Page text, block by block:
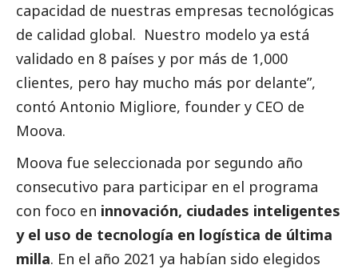
capacidad de nuestras empresas tecnológicas
de calidad global. Nuestro modelo ya está
validado en 8 países y por más de 1,000
clientes, pero hay mucho más por delante”,
contó Antonio Migliore, founder y CEO de
Moova.
Moova fue seleccionada por segundo año
consecutivo para participar en el programa
con foco en innovación, ciudades inteligentes
y el uso de tecnología en logística de última
milla. En el año 2021 ya habían sido elegidos